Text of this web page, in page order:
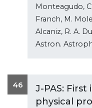
Monteagudo,
Franch, M.
Alcaniz, R. A.
Astron.
46
J-PAS:
physical